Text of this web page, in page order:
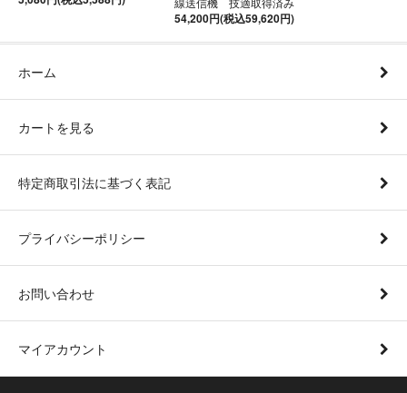
54,200円(税込59,620円)
ホーム
カートを見る
特定商取引法に基づく表記
プライバシーポリシー
お問い合わせ
マイアカウント